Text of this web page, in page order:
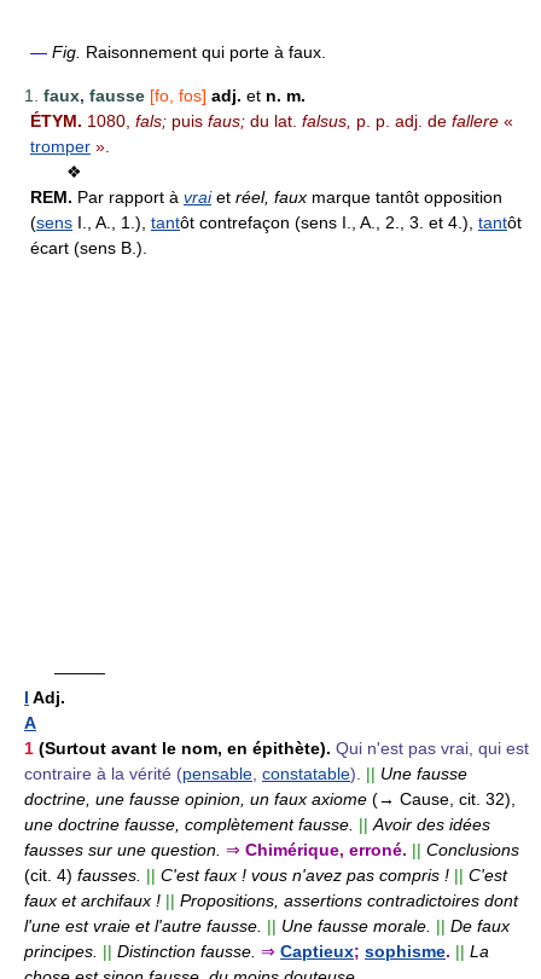
— Fig. Raisonnement qui porte à faux.
1. faux, fausse [fo, fos] adj. et n. m.
ÉTYM. 1080, fals; puis faus; du lat. falsus, p. p. adj. de fallere «
tromper ».
❖
REM. Par rapport à vraiet réel, faux marque tantôt opposition
(sens I., A., 1.), tantôt contrefaçon (sens I., A., 2., 3. et 4.), tantôt
écart (sens B.).
———
I Adj.
A
1 (Surtout avant le nom, en épithète). Qui n'est pas vrai, qui est
contraire à la vérité (pensable constatable). || Une fausse
doctrine, une fausse opinion, un faux axiome (→ Cause, cit. 32),
une doctrine fausse, complètement fausse. || Avoir des idées
fausses sur une question. ⇒ Chimérique, erroné. || Conclusions
(cit. 4) fausses. || C'est faux ! vous n'avez pas compris ! || C'est
faux et archifaux ! || Propositions, assertions contradictoires dont
l'une est vraie et l'autre fausse. || Une fausse morale. || De faux
principes. || Distinction fausse. ⇒ Captieux; sophisme. || La